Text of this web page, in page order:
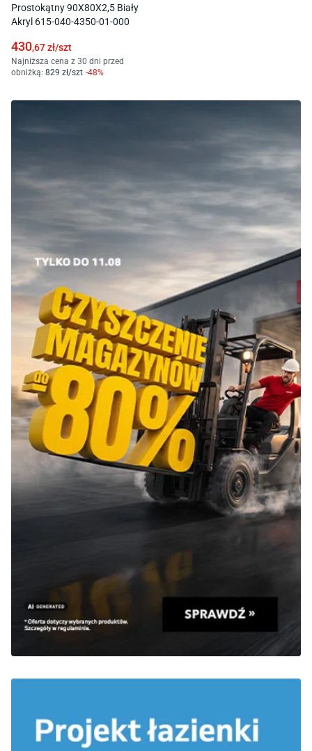
Prostokątny 90X80X2,5 Biały
Akryl 615-040-4350-01-000
430,67zł/szt
Najniższa cena z 30 dni przed
obniżką: 829 zł/szt -48%